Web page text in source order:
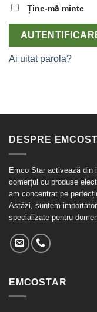
Ține-mă minte
Ai uitat parola?
DESPRE
Emco Star activează din
comerțul cu produse
am concentrat pe
Astăzi, suntem
specializate pentru
EMCOSTAR